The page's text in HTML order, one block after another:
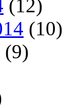
(12)
(10)
(9)